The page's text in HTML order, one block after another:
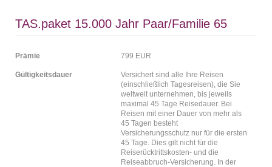
TAS.paket 15.000 Jahr Paar/Familie 65
Prämie 799 EUR
Gültigkeitsdauer
Versichert sind alle Ihre Reisen
(einschließlich Tagesreisen), die Sie
weltweit unternehmen, bis jeweils
maximal 45 Tage Reisedauer. Bei
Reisen mit einer Dauer von mehr als
45 Tagen besteht
Versicherungsschutz nur für die ersten
45 Tage. Dies gilt nicht für die
Reiserücktrittskosten- und die
Reiseabbruch-Versicherung. In der